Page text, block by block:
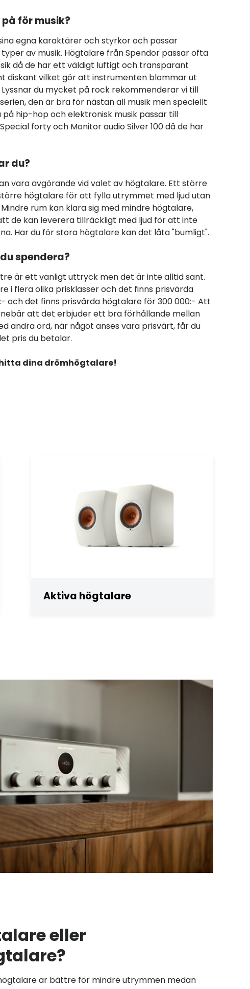
för musik?
egna karaktärer och styrkor och passar
av musik. Högtalare från Spendor passar ofta
då de har ett väldigt luftigt och transparant
diskant vilket gör att instrumenten blommar ut
du mycket på rock rekommenderar vi till
den är bra för nästan all musik men speciellt
på hip-hop och elektronisk musik passar till
forty och Monitor audio Silver 100 då de har
du?
vara avgörande vid valet av högtalare. Ett större
högtalare för att fylla utrymmet med ljud utan
rum kan klara sig med mindre högtalare,
de kan leverera tillräckligt med ljud för att inte
Har du för stora högtalare kan det låta "bumligt".
spendera?
är ett vanligt uttryck men det är inte alltid sant.
i flera olika prisklasser och det finns prisvärda
och det finns prisvärda högtalare för 300 000:- Att
att det erbjuder ett bra förhållande mellan
andra ord, när något anses vara prisvärt, får du
pris du betalar.
dina drömhögtalare!
Aktiva högtalare
eller
är bättre för mindre utrymmen medan